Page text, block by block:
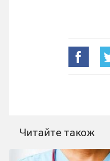
Читайте також